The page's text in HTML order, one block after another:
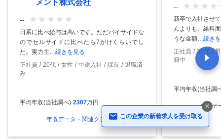
メント株式会社
--
日系に比べ給与は高いです。ただバイサイドな
のでセルサイドに比べたら7がけくらいでし
た。実力主…続きを見る
正社員
20代 女性 中途入社 課長
退職済
み
平均年収(当社調べ) 2307万円
年収データ・関連クチコミを見る
--
新卒で入社させ
んよりも、給料
うな金額…続き
正社員
20代
籍中
平均年収(当社調
年収デ
この企業の新着求人を受け取る